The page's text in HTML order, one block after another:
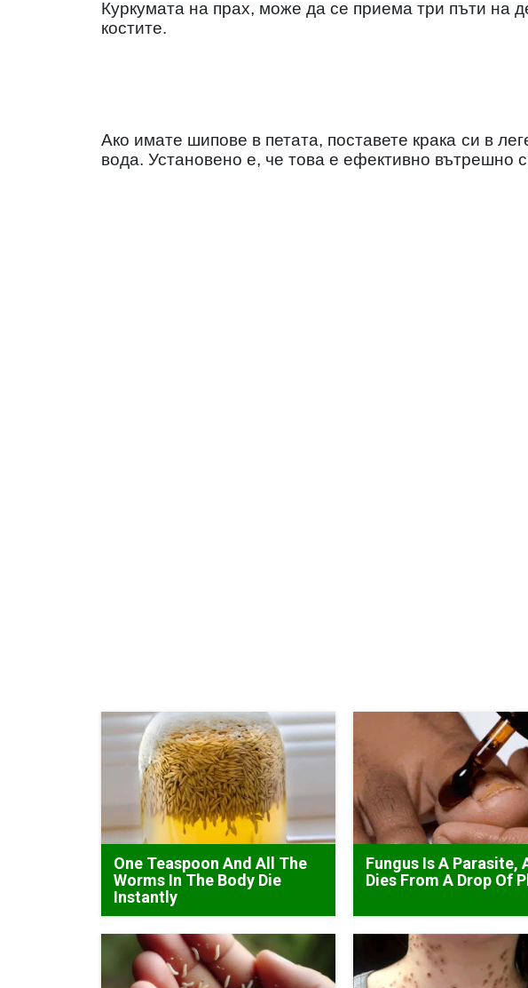
Куркумата на прах, може да се приема три пъти на
костите.
Ако имате шипове в петата, поставете крака си в
вода. Установено е, че това е ефективно вътрешно
One Teaspoon And All The
Worms In The Body Die
Instantly
Fungus Is A Parasite,
Dies From A Drop Of